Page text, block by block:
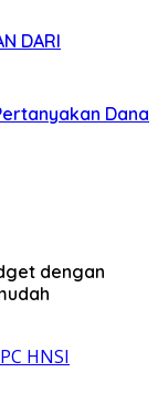
DARI
Dana
dengan